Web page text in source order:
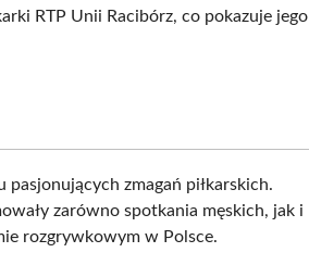
RTP Unii Racibórz, co pokazuje jego
zmagań piłkarskich.
zarówno spotkania męskich, jak i
rozgrywkowym w Polsce.